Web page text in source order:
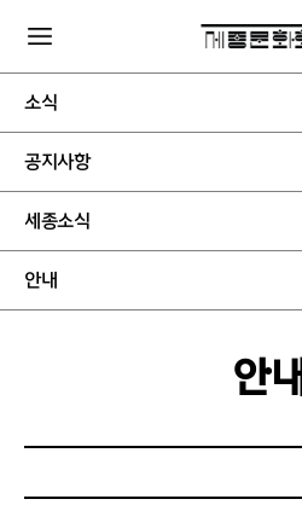
소식
공지사항
세종소식
안내
안내